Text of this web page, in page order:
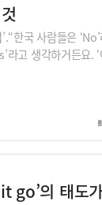
한국 사람들은
라고 생각하거든요.
인기는 잘해봐야 ‘
는 사람은 더하기가